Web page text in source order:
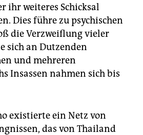
ihr weiteres Schicksal
Dies führe zu psychischen
die Verzweiflung vieler
sich an Dutzenden
und mehreren
Insassen nahmen sich bis
existierte ein Netz von
das von Thailand